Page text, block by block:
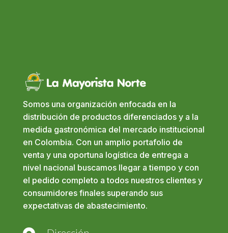
Somos una organización enfocada en la
distribución de productos diferenciados y a la
medida gastronómica del mercado institucional
en Colombia. Con un amplio portafolio de
venta y una oportuna logística de entrega a
nivel nacional buscamos llegar a tiempo y con
el pedido completo a todos nuestros clientes y
consumidores finales superando sus
expectativas de abastecimiento.